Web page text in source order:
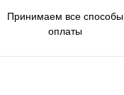
Принимаем все способы
оплаты